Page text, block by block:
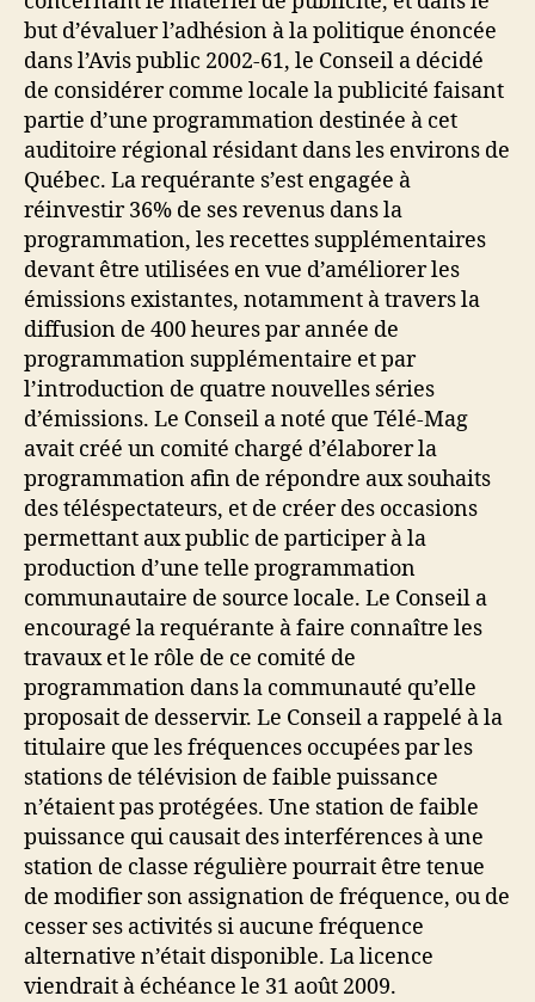
but d’évaluer l’adhésion à la politique énoncée
dans l’Avis public 2002-61, le Conseil a décidé
de considérer comme locale la publicité faisant
partie d’une programmation destinée à cet
auditoire régional résidant dans les environs de
Québec. La requérante s’est engagée à
réinvestir 36% de ses revenus dans la
programmation, les recettes supplémentaires
devant être utilisées en vue d’améliorer les
émissions existantes, notamment à travers la
diffusion de 400 heures par année de
programmation supplémentaire et par
l’introduction de quatre nouvelles séries
d’émissions. Le Conseil a noté que Télé-Mag
avait créé un comité chargé d’élaborer la
programmation afin de répondre aux souhaits
des téléspectateurs, et de créer des occasions
permettant aux public de participer à la
production d’une telle programmation
communautaire de source locale. Le Conseil a
encouragé la requérante à faire connaître les
travaux et le rôle de ce comité de
programmation dans la communauté qu’elle
proposait de desservir. Le Conseil a rappelé à la
titulaire que les fréquences occupées par les
stations de télévision de faible puissance
n’étaient pas protégées. Une station de faible
puissance qui causait des interférences à une
station de classe régulière pourrait être tenue
de modifier son assignation de fréquence, ou de
cesser ses activités si aucune fréquence
alternative n’était disponible. La licence
viendrait à échéance le 31 août 2009.